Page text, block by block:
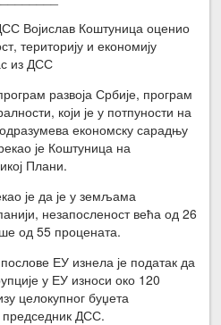
Војислав Коштуница оценио
територију и економију
из ДСС
развоја Србије, програм
који је у потпуности на
економску сарадњу
је Коштуница на
Плани.
је да је у земљама
незапосленост већа од 26
од 55 процената.
ЕУ изнела је податак да
у ЕУ износи око 120
целокупног буџета
председник ДСС.